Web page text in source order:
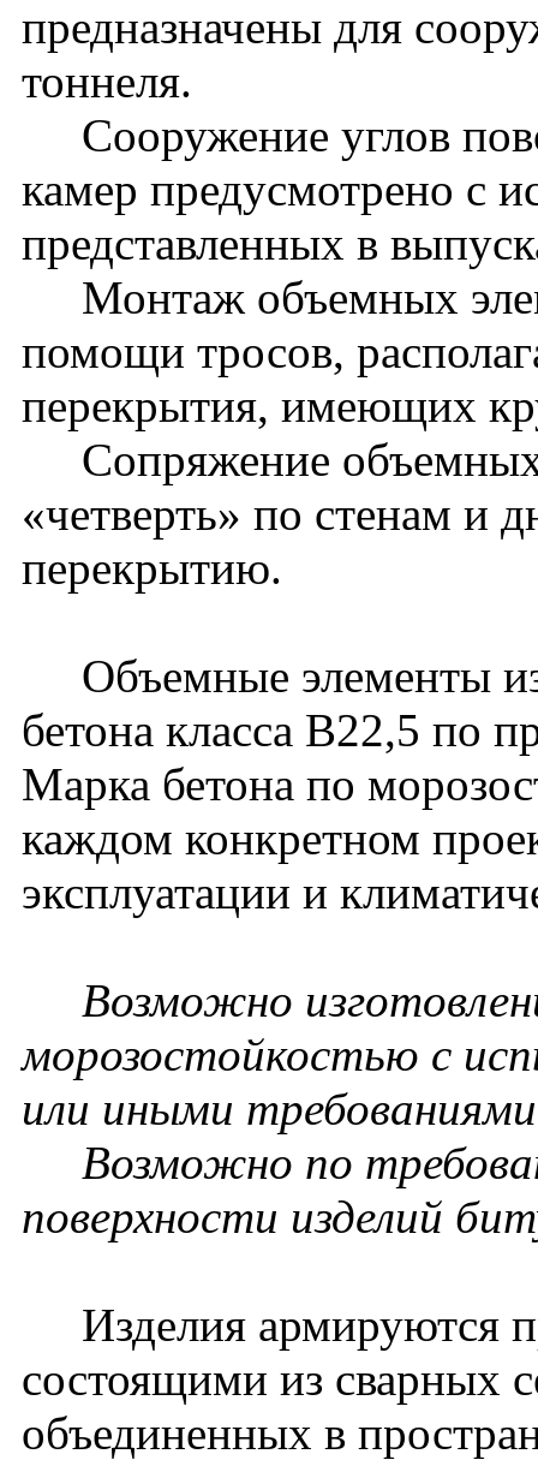
предназначены для
тоннеля.
Сооружение углов
камер предусмотрено с
представленных в
Монтаж объемных
помощи тросов,
перекрытия, имеющих
Сопряжение объемных
«четверть» по стенам
перекрытию.
Объемные элементы
бетона класса В22,5 по
Марка бетона по
каждом конкретном
эксплуатации и
Возможно
морозостойкостью с
или иными
Возможно по
поверхности изделий
Изделия армируются
состоящими из сварных
объединенных в